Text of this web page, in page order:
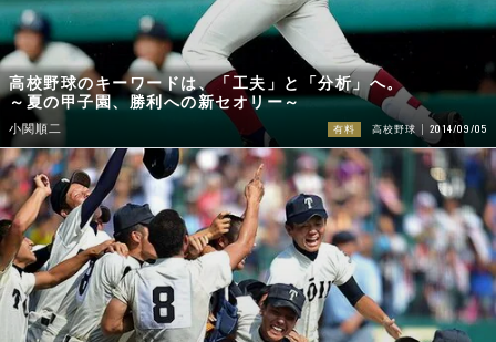
高校野球のキーワードは、「工夫」と「分析」へ。
～夏の甲子園、勝利への新セオリー～
小関順二 有料 高校野球 2014/09/05